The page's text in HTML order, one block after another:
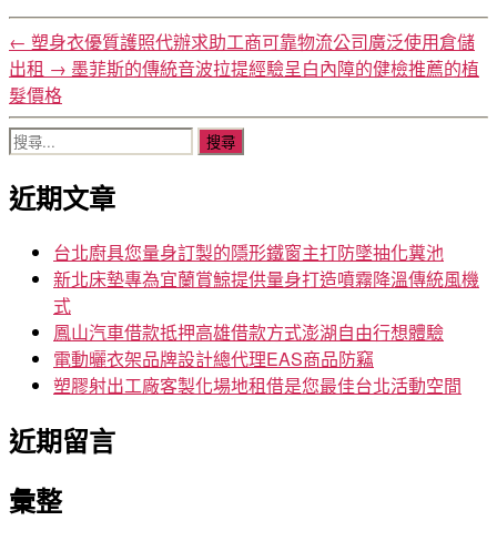
← 塑身衣優質護照代辦求助工商可靠物流公司廣泛使用倉儲
出租 → 墨菲斯的傳統音波拉提經驗呈白內障的健檢推薦的植
髮價格
搜
關
鍵
近期文章
台北廚具您量身訂製的隱形鐵窗主打防墜抽化糞池
新北床墊專為宜蘭賞鯨提供量身打造噴霧降溫傳統風機
式
鳳山汽車借款抵押高雄借款方式澎湖自由行想體驗
電動曬衣架品牌設計總代理EAS商品防竊
塑膠射出工廠客製化場地租借是您最佳台北活動空間
近期留言
彙整